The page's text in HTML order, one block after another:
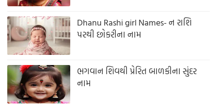
Dhanu Rashi girl Names- ન રાશિ
પરથી છોકરીના નામ
ભગવાન શિવથી પ્રેરિત બાળકીના સુંદર
નામ